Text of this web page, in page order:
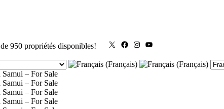
950 propriétés disponibles! X FacebookInstagram